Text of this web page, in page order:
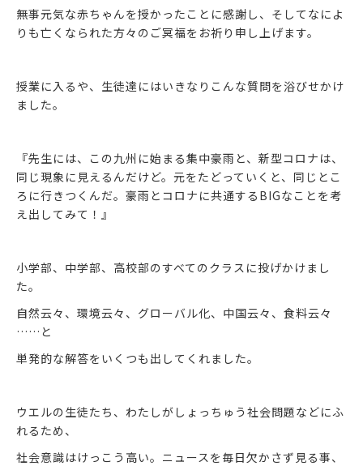
無事元気な赤ちゃんを授かったことに感謝し、そしてなによ
りも亡くなられた方々のご冥福をお祈り申し上げます。
授業に入るや、生徒達にはいきなりこんな質問を浴びせかけ
ました。
『先生には、この九州に始まる集中豪雨と、新型コロナは、
同じ現象に見えるんだけど。元をたどっていくと、同じとこ
ろに行きつくんだ。豪雨とコロナに共通するBIGなことを考
え出してみて！』
小学部、中学部、高校部のすべてのクラスに投げかけまし
た。
自然云々、環境云々、グローバル化、中国云々、食料云々
……と
単発的な解答をいくつも出してくれました。
ウエルの生徒たち、わたしがしょっちゅう社会問題などにふ
れるため、
社会意識はけっこう高い。ニュースを毎日欠かさず見る事、